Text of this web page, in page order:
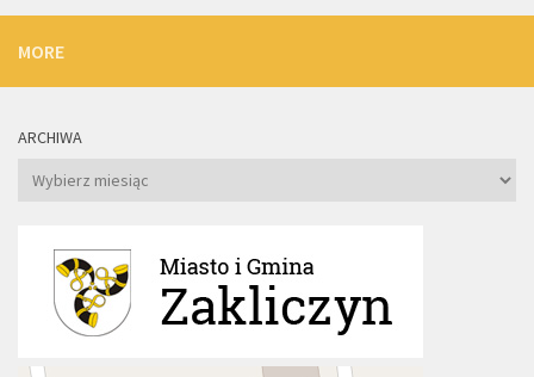
MORE
ARCHIWA
Archiwa